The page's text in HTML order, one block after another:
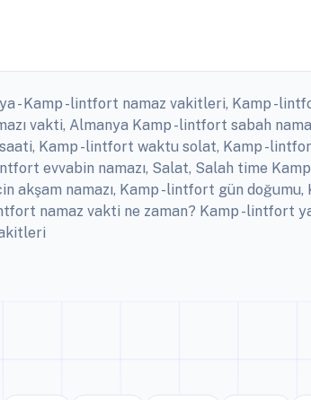
- Kamp -lintfort namaz vakitleri, Kamp -
vakti, Almanya Kamp -lintfort sabah
Kamp -lintfort waktu solat, Kamp -
evvabin namazı, Salat, Salah time
namazı, Kamp -lintfort gün
namaz vakti ne zaman? Kamp -lintfort